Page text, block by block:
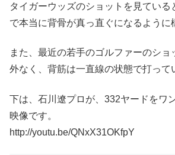
タイガーウッズのショットを見ている
で本当に背骨が真っ直ぐになるように
また、最近の若手のゴルファーのショ
外なく、背筋は一直線の状態で打って
下は、石川遼プロが、332ヤードをワ
映像です。
http://youtu.be/QNxX31OKfpY